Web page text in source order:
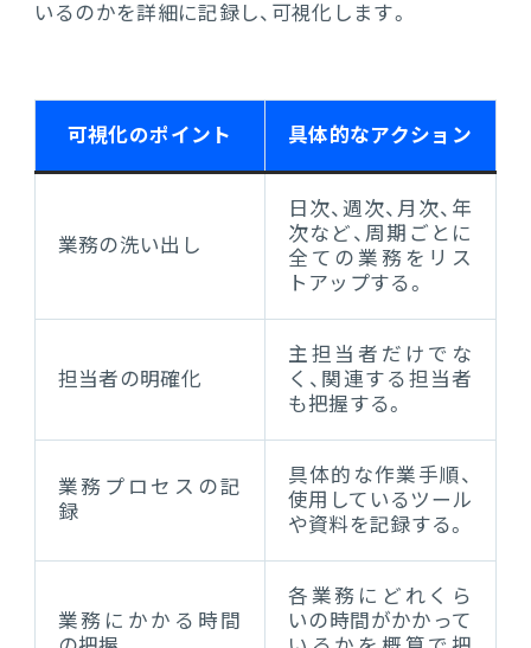
いるのかを詳細に記録し、可視化します。
可視化のポイント 具体的なアクション
業務の洗い出し
日次、週次、月次、年
次など、周期ごとに
全ての業務をリス
トアップする。
担当者の明確化
主担当者だけでな
く、関連する担当者
も把握する。
業務プロセスの記
録
具体的な作業手順、
使用しているツール
や資料を記録する。
業務にかかる時間
各業務にどれくら
いの時間がかかって